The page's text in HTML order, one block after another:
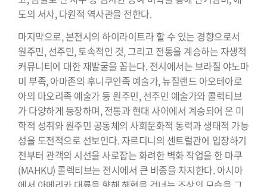
도의 서사, 다원적 역사관을 전한다.
마지막으로, 본전시의 하이라이트라 할 수 있는 경향으로서
원주민, 선주민, 토속적인 것, 그리고 전통을 계승하는 자생적
커뮤니티에 대한 재발굴을 꼽는다. 전시에서는 브라질 야노마
미 부족, 아마존의 후니쿠인족 예술가, 뉴질랜드 아오테아로
아의 마오리족 예술가 등 원주민, 선주민 예술가와 콜렉티브
가 다양하게 등장하며, 전통과 현대 사이에서 계승되어 온 미
학적 성취와 원주민 공동체의 사회문화적 동력과 생태적 가능
성을 도전적으로 선보인다. 자르디니의 센트럴관에 입장하기
전부터 관객의 시선을 사로잡는 화려한 벽화 작업을 한 마쿠
(MAHKU) 콜렉티브는 전시에서 큰 비중을 차지한다. 아시아